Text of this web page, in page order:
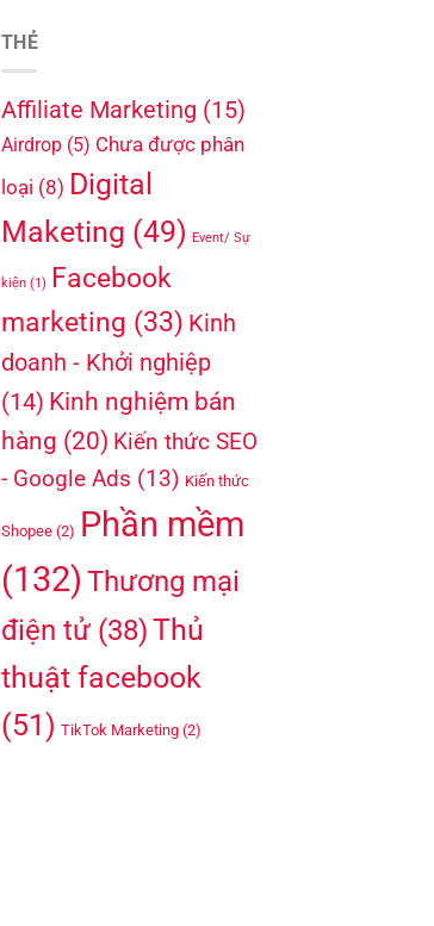
THẺ
Affiliate Marketing (15)
Airdrop(5) Chưa được phân
loại (8) Digital
Maketing (49) Event/ Sự
kiện(1) Facebook
marketing (33) Kinh
doanh - Khởi nghiệp
(14) Kinh nghiệm bán
hàng (20) Kiến thức SEO
- Google Ads (13) Kiến thức
Shopee(2) Phần mềm
(132) Thương mại
điện tử(38)Thủ
thuật facebook
(51) TikTok Marketing(2)